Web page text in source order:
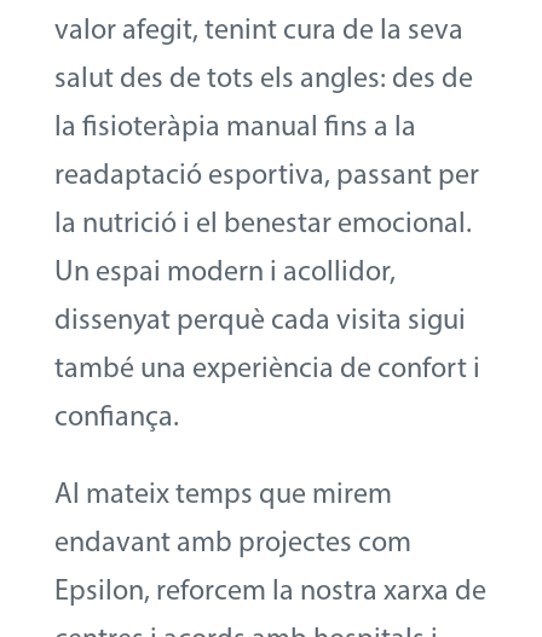
valor afegit, tenint cura de la seva
salut des de tots els angles: des de
la fisioteràpia manual fins a la
readaptació esportiva, passant per
la nutrició i el benestar emocional.
Un espai modern i acollidor,
dissenyat perquè cada visita sigui
també una experiència de confort i
confiança.
Al mateix temps que mirem
endavant amb projectes com
Epsilon, reforcem la nostra xarxa de